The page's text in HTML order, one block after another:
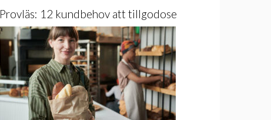
Provläs: 12 kundbehov att tillgodose